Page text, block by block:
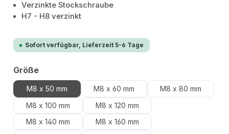
Verzinkte Stockschraube
H7 - H8 verzinkt
Sofort verfügbar, Lieferzeit 5-6 Tage
Größeauswählen
M8 x 50 mm M8 x 60 mm
M8 x 80 mm
M8 x 100 mm
M8 x 120 mm
M8 x 140 mm
M8 x 160 mm